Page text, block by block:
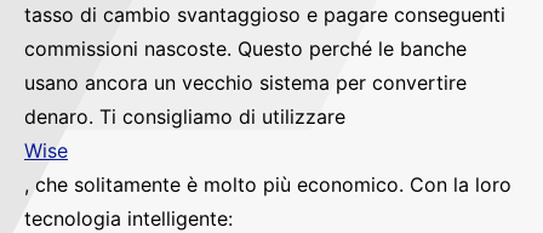
tasso di cambio svantaggioso e pagare conseguenti
commissioni nascoste. Questo perché le banche
usano ancora un vecchio sistema per convertire
denaro. Ti consigliamo di utilizzare
Wise
, che solitamente è molto più economico. Con la loro
tecnologia intelligente: